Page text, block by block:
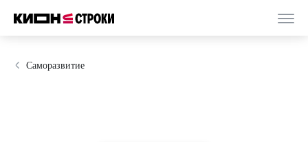
Саморазвитие